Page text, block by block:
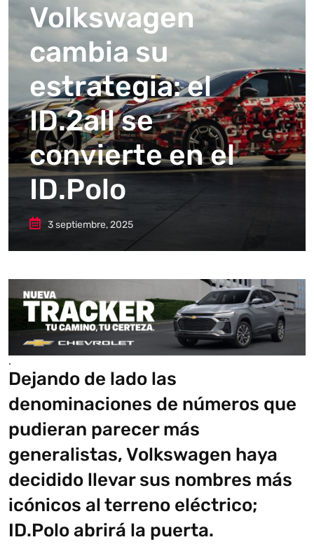
Volkswagen
cambia su
estrategia: el
ID.2all se
convierte en el
ID.Polo
3 septiembre, 2025
.
Dejando de lado las
denominaciones de números que
pudieran parecer más
generalistas, Volkswagen haya
decidido llevar sus nombres más
icónicos al terreno eléctrico;
ID.Polo abrirá la puerta.